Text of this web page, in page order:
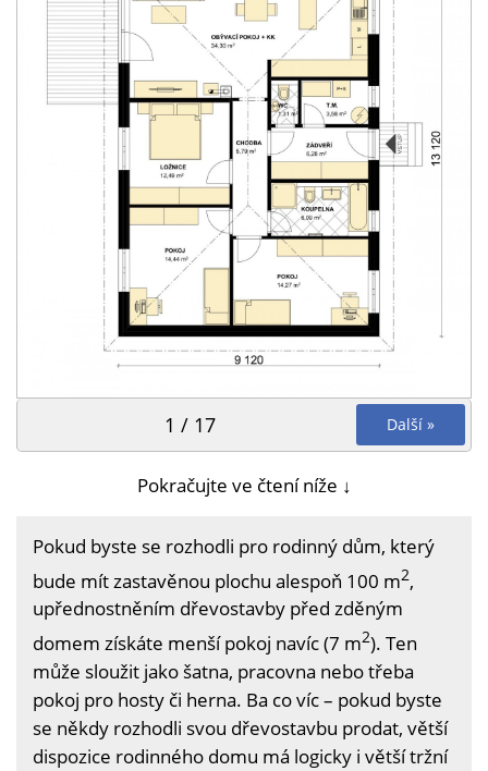
Další »
1 / 17
Pokračujte ve čtení níže ↓
Pokud byste se rozhodli pro rodinný dům, který
bude mít zastavěnou plochu alespoň 100 m2,
upřednostněním dřevostavby před zděným
domem získáte menší pokoj navíc (7 m2). Ten
může sloužit jako šatna, pracovna nebo třeba
pokoj pro hosty či herna. Ba co víc – pokud byste
se někdy rozhodli svou dřevostavbu prodat, větší
dispozice rodinného domu má logicky i větší tržní